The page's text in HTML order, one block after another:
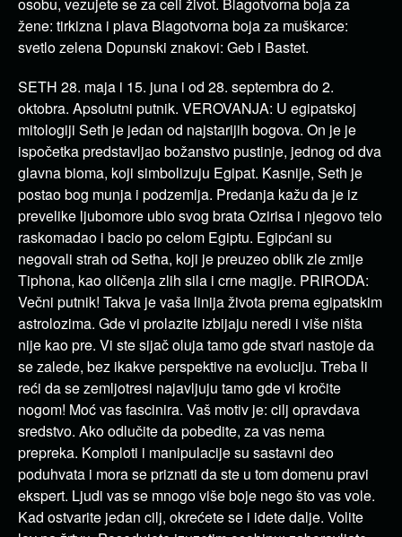
žene: tirkizna i plava Blagotvorna boja za muškarce:
svetlo zelena Dopunski znakovi: Geb i Bastet.
SETH 28. maja i 15. juna i od 28. septembra do 2.
oktobra. Apsolutni putnik. VEROVANJA: U egipatskoj
mitologiji Seth je jedan od najstarijih bogova. On je je
ispočetka predstavljao božanstvo pustinje, jednog od dva
glavna bioma, koji simbolizuju Egipat. Kasnije, Seth je
postao bog munja i podzemlja. Predanja kažu da je iz
prevelike ljubomore ubio svog brata Ozirisa i njegovo telo
raskomadao i bacio po celom Egiptu. Egipćani su
negovali strah od Setha, koji je preuzeo oblik zle zmije
Tiphona, kao oličenja zlih sila i crne magije. PRIRODA:
Večni putnik! Takva je vaša linija života prema egipatskim
astrolozima. Gde vi prolazite izbijaju neredi i više ništa
nije kao pre. Vi ste sijač oluja tamo gde stvari nastoje da
se zalede, bez ikakve perspektive na evoluciju. Treba li
reći da se zemljotresi najavljuju tamo gde vi kročite
nogom! Moć vas fascinira. Vaš motiv je: cilj opravdava
sredstvo. Ako odlučite da pobedite, za vas nema
prepreka. Komploti i manipulacije su sastavni deo
poduhvata i mora se priznati da ste u tom domenu pravi
ekspert. Ljudi vas se mnogo više boje nego što vas vole.
Kad ostvarite jedan cilj, okrećete se i idete dalje. Volite